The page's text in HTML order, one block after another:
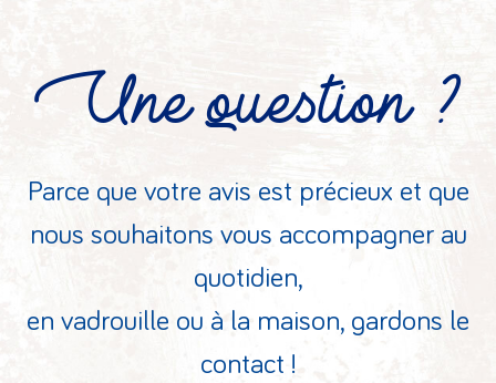
Une question ?
Parce que votre avis est précieux et que
nous souhaitons vous accompagner au
quotidien,
en vadrouille ou à la maison, gardons le
contact !